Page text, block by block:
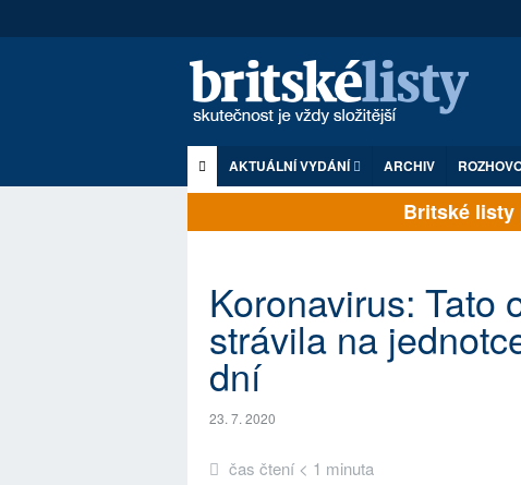
AKTUÁLNÍ VYDÁNÍ ARCHIV
Britské
Koronavirus: Tato
strávila na
dní
23. 7. 2020
čas čtení < 1 minuta